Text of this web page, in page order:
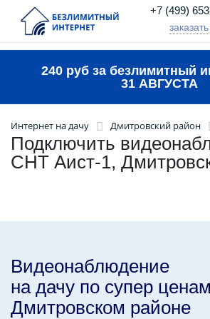
+7 (499)
240 руб за безлимитный
31 АВГУСТА
Интернет на дачу Дмитровский район
Подключить
СНТ Аист-1,
Видеонаблюдение
на дачу по супер
Дмитровском районе